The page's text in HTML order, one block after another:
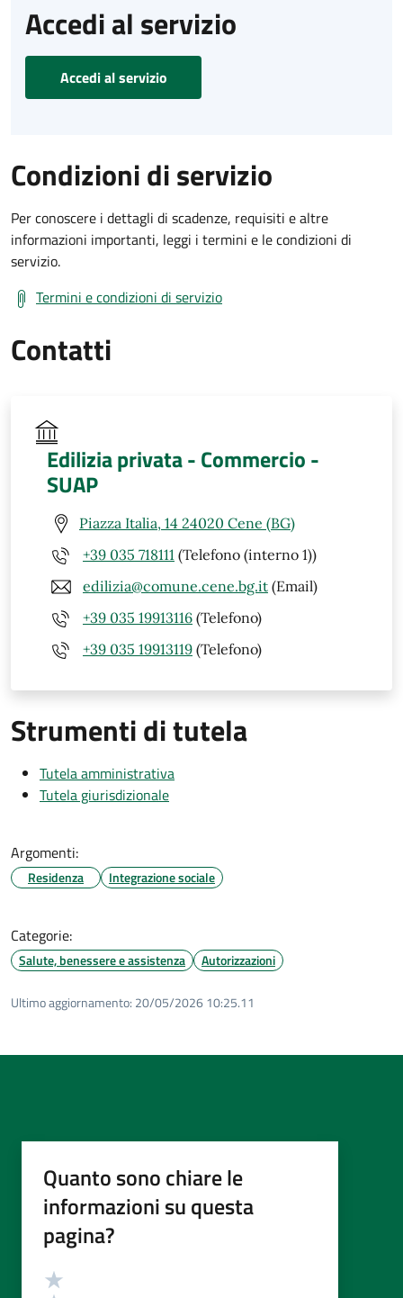
Accedi al servizio
Accedi al servizio
Condizioni di servizio
Per conoscere i dettagli di scadenze, requisiti e altre
informazioni importanti, leggi i termini e le condizioni di
servizio.
Termini e condizioni di servizio
Contatti
Edilizia privata - Commercio -
SUAP
Piazza Italia, 14 24020 Cene (BG)
+39 035 718111 (Telefono (interno 1))
edilizia@comune.cene.bg.it (Email)
+39 035 19913116 (Telefono)
+39 035 19913119 (Telefono)
Strumenti di tutela
Tutela amministrativa
Tutela giurisdizionale
Argomenti:
Residenza Integrazione sociale
Categorie:
Salute, benessere e assistenza Autorizzazioni
Ultimo aggiornamento: 20/05/2026 10:25.11
Quanto sono chiare le
informazioni su questa
pagina?
Valutazione